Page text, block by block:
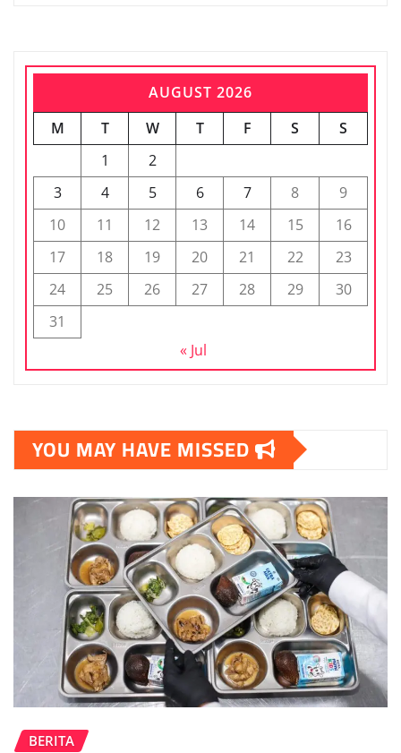
AUGUST 2026
M
T W T F S
S
1
2
3
4 5 6 7 8
9
10
11 12 13 14 15
16
17
18 19 20 21 22
23
24
25 26 27 28 29
30
31
« Jul
YOU MAY HAVE MISSED
BERITA